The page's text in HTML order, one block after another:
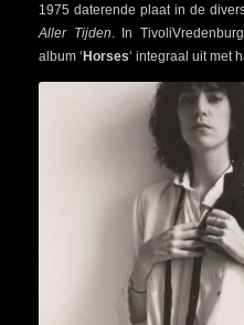
1975 daterende plaat in de
Aller Tijden . In
album ‘Horses‘ integraal uit met